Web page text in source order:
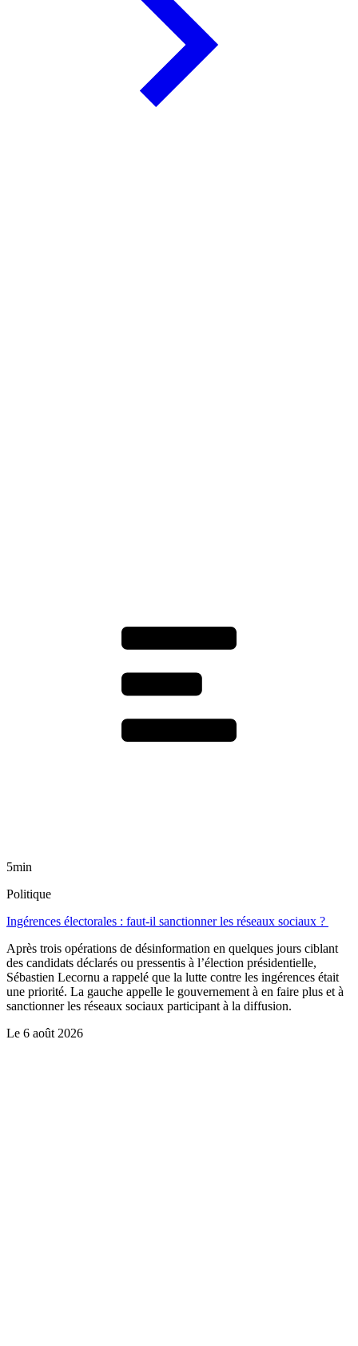
5min
Politique
Ingérences électorales : faut-il sanctionner les réseaux sociaux ?
Après trois opérations de désinformation en quelques jours ciblant
des candidats déclarés ou pressentis à l’élection présidentielle,
Sébastien Lecornu a rappelé que la lutte contre les ingérences était
une priorité. La gauche appelle le gouvernement à en faire plus et à
sanctionner les réseaux sociaux participant à la diffusion.
Le 6 août 2026